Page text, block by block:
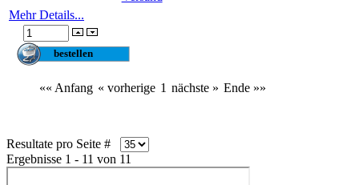
Mehr Details...
«« Anfang « vorherige 1 nächste » Ende »»
Resultate pro Seite #
Ergebnisse 1 - 11 von 11